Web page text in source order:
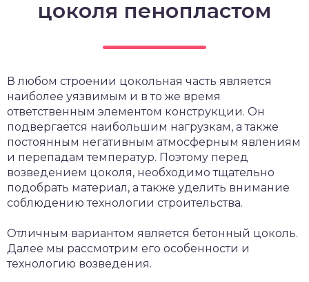
цоколя пенопластом
В любом строении цокольная часть является
наиболее уязвимым и в то же время
ответственным элементом конструкции. Он
подвергается наибольшим нагрузкам, а также
постоянным негативным атмосферным явлениям
и перепадам температур. Поэтому перед
возведением цоколя, необходимо тщательно
подобрать материал, а также уделить внимание
соблюдению технологии строительства.
Отличным вариантом является бетонный цоколь.
Далее мы рассмотрим его особенности и
технологию возведения.